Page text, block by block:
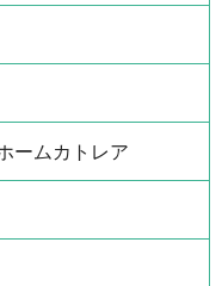
ームカトレア